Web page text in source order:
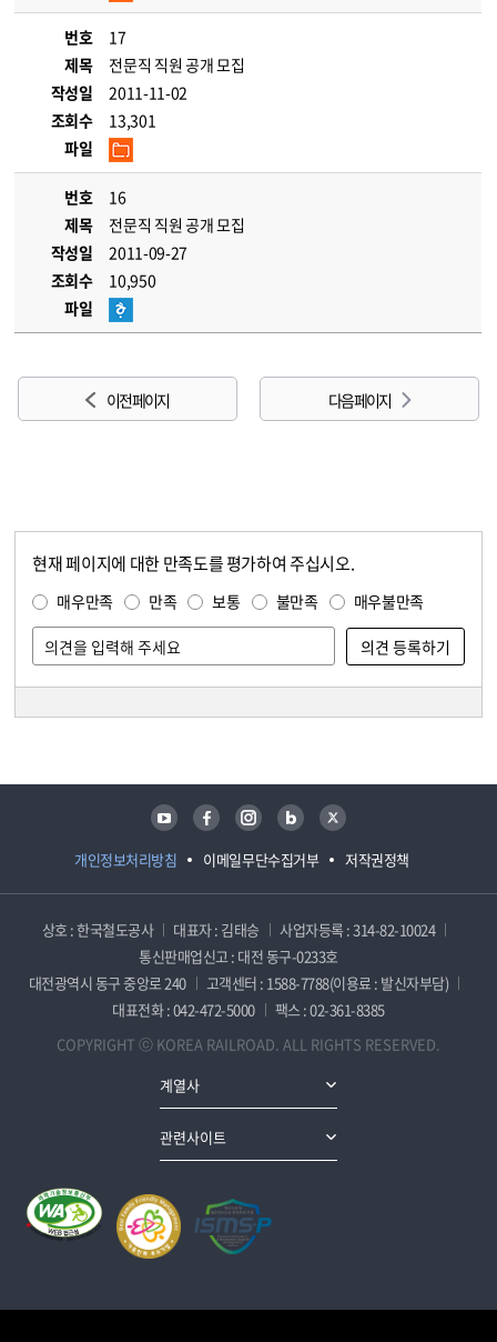
번호
17
제목
전문직 직원 공개 모집
작성일
2011-11-02
조회수
13,301
파일
번호
16
제목
전문직 직원 공개 모집
작성일
2011-09-27
조회수
10,950
파일
이전 페이지 다음 페이지
현재 페이지에 대한 만족도를 평가하여 주십시오.
매우만족 만족 보통 불만족 매우불만족
개인정보처리방침 이메일무단수집거부 저작권정책
유튜브 페이스북 인스타그램 블로그 트위터
상호 : 한국철도공사 대표자 : 김태승
사업자등록 : 314-82-10024
통신판매업신고 : 대전 동구-0233호
대전광역시 동구 중앙로 240
고객센터 : 1588-7788(이용료 : 발신자부담)
대표전화 : 042-472-5000
팩스 : 02-361-8385
COPYRIGHT ⓒ KOREA RAILROAD. ALL RIGHTS RESERVED.
계열사
관련사이트